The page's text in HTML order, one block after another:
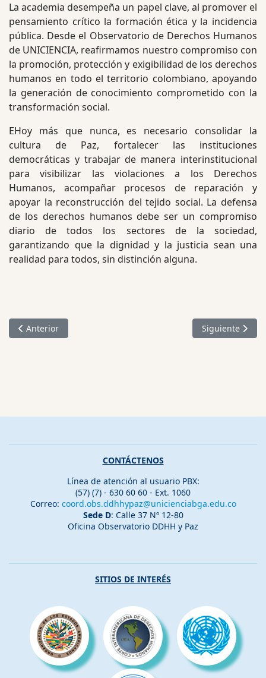
La academia desempeña un papel clave, al promover el
pensamiento crítico la formación ética y la incidencia
pública. Desde el Observatorio de Derechos Humanos
de UNICIENCIA, reafirmamos nuestro compromiso con
la promoción, protección y exigibilidad de los derechos
humanos en todo el territorio colombiano, apoyando
la generación de conocimiento comprometido con la
transformación social.
EHoy más que nunca, es necesario consolidar la
cultura de Paz, fortalecer las instituciones
democráticas y trabajar de manera interinstitucional
para visibilizar las violaciones a los Derechos
Humanos, acompañar procesos de reparación y
apoyar la reconstrucción del tejido social. La defensa
de los derechos humanos debe ser un compromiso
diario de todos los sectores de la sociedad,
garantizando que la dignidad y la justicia sean una
realidad para todos, sin distinción alguna.
Artículo anterior: Semana por la Paz 2025: Un llamado a la
Anterior Artículo
Siguiente
CONTÁCTENOS
Línea de atención al usuario PBX:
(57) (7) - 630 60 60 - Ext. 1060
Correo: coord.obs.ddhhypaz@unicienciabga.edu.co
Sede D: Calle 37 Nº 12-80
Oficina Observatorio DDHH y Paz
SITIOS DE INTERÉS